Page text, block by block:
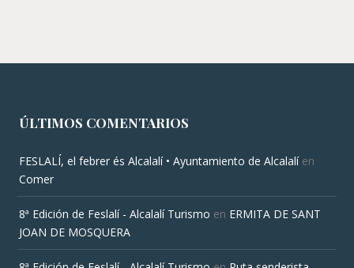
ÚLTIMOS COMENTARIOS
FESLALÍ, el febrer és Alcalalí • Ayuntamiento de Alcalalíen
Comer
8ª Edición de Feslalí - Alcalalí Turismo en ERMITA DE SANT
JOAN DE MOSQUERA